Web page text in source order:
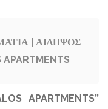
| ΑΙΔΗΨΟΣ
APARTMENTS”